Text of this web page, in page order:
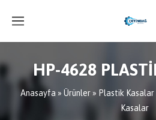
HP-4628
Anasayfa » Ürünler» Plastik Kasalar
Kasalar